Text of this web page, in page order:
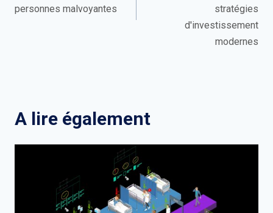
personnes malvoyantes
stratégies
d'investissement
modernes
A lire également